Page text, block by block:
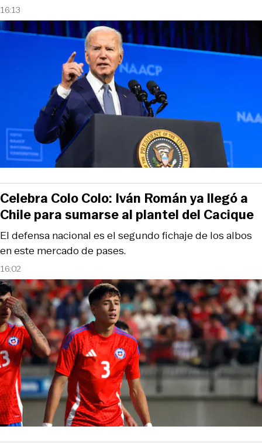
16:13
16:02
El defensa nacional es el segundo fichaje de los albos
en este mercado de pases.
Celebra Colo Colo: Iván Román ya llegó a
Chile para sumarse al plantel del Cacique